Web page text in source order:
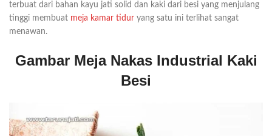
terbuat dari bahan kayu jati solid dan kaki dari besi yang menjulang
tinggi membuat meja kamar tidur yang satu ini terlihat sangat
menawan.
Gambar Meja Nakas Industrial Kaki
Besi